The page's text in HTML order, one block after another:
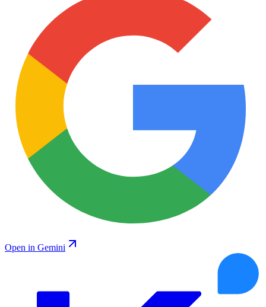
Open in Gemini